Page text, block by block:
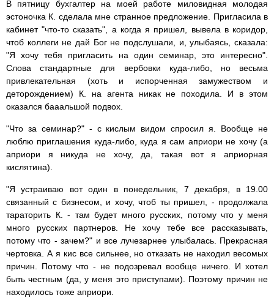
В пятницу бухгалтер на моей работе миловидная молодая
эстоночка К. сделала мне странное предложение. Пригласила в
кабинет "что-то сказать", а когда я пришел, вывела в коридор,
чтоб коллеги не дай Бог не подслушали, и, улыбаясь, сказала:
"Я хочу тебя пригласить на один семинар, это интересно".
Слова стандартные для вербовки куда-либо, но весьма
привлекательная (хоть и испорченная замужеством и
деторождением) К. на агента никак не походила. И в этом
оказался бааальшой подвох.
"Что за семинар?" - с кислым видом спросил я. Вообще не
люблю приглашения куда-либо, куда я сам априори не хочу (а
априори я никуда не хочу, да, такая вот я априорная
кислятина).
"Я устраиваю вот один в понедельник, 7 декабря, в 19.00
связанный с бизнесом, и хочу, чтоб ты пришел, - продолжала
тараторить К. - там будет много русских, потому что у меня
много русских партнеров. Не хочу тебе все рассказывать,
потому что - зачем?" и все лучезарнее улыбалась. Прекрасная
чертовка. А я кис все сильнее, но отказать не находил весомых
причин. Потому что - не подозревал вообще ничего. И хотел
быть честным (да, у меня это приступами). Поэтому причин не
находилось тоже априори.